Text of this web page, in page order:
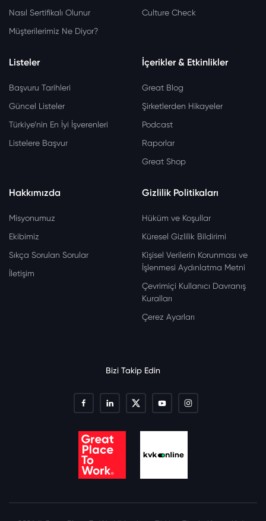
Nasıl Sertifikalı Olunur
Müşterilerimiz Ne Diyor?
Culture Check
Listeler
Başvuru Tarihleri
Güncel Listeler
Türkiye’nin En İyi İşverenleri
Listelere Başvur
İçerikler & Etkinlikler
Great Blog
Şirketlerden Hikayeler
Podcast
Raporlar
Great Shop
Hakkımızda
Misyonumuz
Ekibimiz
Sıkça Sorulan Sorular
İletişim
Gizlilik Politikaları
Hüküm ve Koşullar
Küresel Gizlilik Bildirimi
Kişisel Verilerin Korunması ve
İşlenmesi Aydınlatma Metni
Çevrimiçi Kullanıcı Davranış
Kuralları
Çerez Ayarları
Bizi Takip Edin